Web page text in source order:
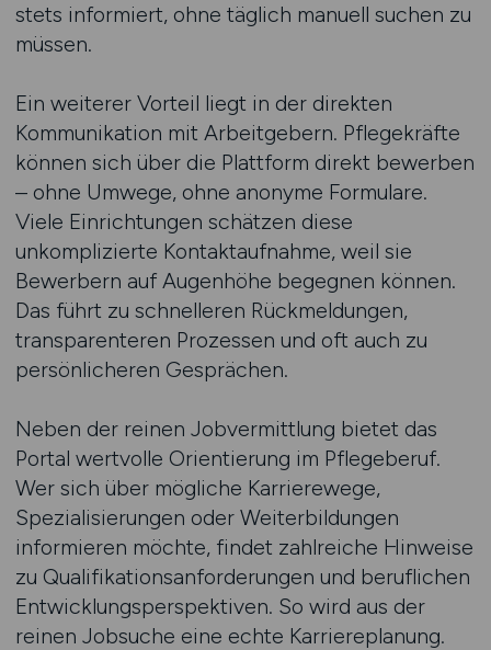
stets informiert, ohne täglich manuell suchen zu
müssen.
Ein weiterer Vorteil liegt in der direkten
Kommunikation mit Arbeitgebern. Pflegekräfte
können sich über die Plattform direkt bewerben
– ohne Umwege, ohne anonyme Formulare.
Viele Einrichtungen schätzen diese
unkomplizierte Kontaktaufnahme, weil sie
Bewerbern auf Augenhöhe begegnen können.
Das führt zu schnelleren Rückmeldungen,
transparenteren Prozessen und oft auch zu
persönlicheren Gesprächen.
Neben der reinen Jobvermittlung bietet das
Portal wertvolle Orientierung im Pflegeberuf.
Wer sich über mögliche Karrierewege,
Spezialisierungen oder Weiterbildungen
informieren möchte, findet zahlreiche Hinweise
zu Qualifikationsanforderungen und beruflichen
Entwicklungsperspektiven. So wird aus der
reinen Jobsuche eine echte Karriereplanung.